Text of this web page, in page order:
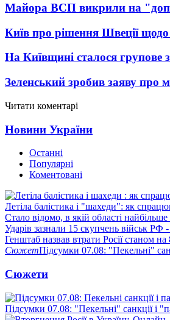
Майора ВСП викрили на
Київ про рішення Швеції
На Київщині сталося групове
Зеленський зробив заяву про
Читати коментарі
Новини України
Останні
Популярні
Коментовані
Летіла балістика і "шахеди": як
Стало відомо, в якій області
Ударів зазнали 15 скупчень військ РФ
Генштаб назвав втрати Росії станом на
СюжетПідсумки 07.08: "Пекельні"
Сюжети
Підсумки 07.08: "Пекельні" санкції і